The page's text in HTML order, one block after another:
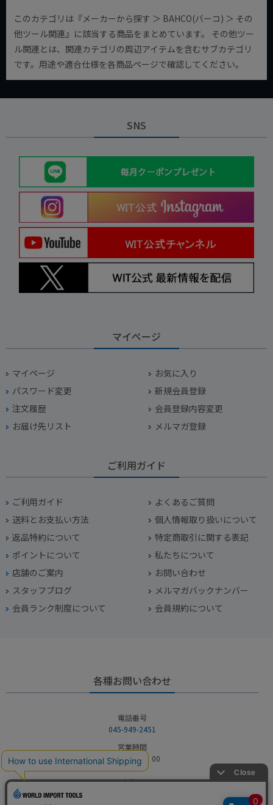
このカテゴリは『メーカーから探す ＞ BAHCO(バーコ) ＞ その
他ツール関連』に該当する商品をまとめています。 その他ツー
ル関連とは、関連カテゴリの周辺アイテムを含むサブカテゴリ
です。用途や適合仕様を各商品ページで確認してください。
SNS
マイページ
マイページ
お気に入り
パスワード変更
新規会員登録
注文履歴
会員登録内容変更
お届け先リスト
メルマガ登録
ご利用ガイド
ご利用ガイド
よくあるご質問
送料とお支払い方法
個人情報取り扱いについて
返品特約について
特定商取引に関する表記
ポイントについて
私たちについて
店舗のご案内
お問い合わせ
スタッフブログ
メルマガバックナンバー
会員ランク制度について
会員規約について
各種お問い合わせ
電話番号
045-949-2451
営業時間
10：00～19：00
定休日